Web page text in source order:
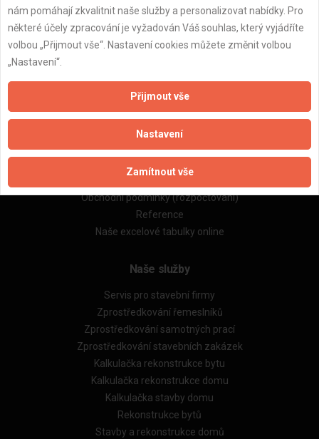
Aktualizováno z portálu ARES dne 01.01.2024 05:30:12
Důležité informace
Naše firmy a řemeslníci
Obchodní podmínky (rozpočtování)
Reference
Naše excelové tabulky online
Naše služby
Servis pro stavební firmy
Zprostředkování řemeslníků
Zprostředkování samotných prací
Zprostředkování stavebních zakázek
Kalkulačka rekonstrukce bytu
Kalkulačka rekonstrukce domu
Kalkulačka stavby domu
Rekonstrukce bytů
Stavby a rekonstrukce domů
nám pomáhají zkvalitnit naše služby a personalizovat nabídky. Pro
některé účely zpracování je vyžadován Váš souhlas, který vyjádříte
volbou „Přijmout vše“. Nastavení cookies můžete změnit volbou
„Nastavení“.
Přijmout vše
Nastavení
Zamítnout vše